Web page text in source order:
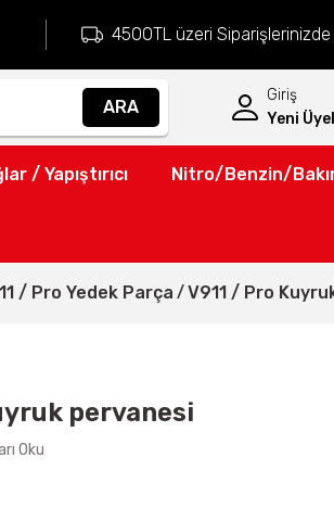
4500TL üzeri Siparişlerinizde
ARA
Giriş
Yeni
/ Yapıştırıcı Nitro/Benzin/
/ Pro Yedek Parça V911 / Pro
pervanesi
Oku